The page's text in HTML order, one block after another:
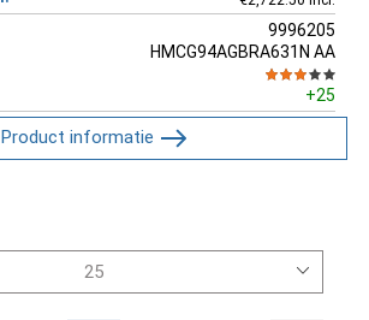
9996205
HMCG94AGBRA631N AA
+25
Product informatie